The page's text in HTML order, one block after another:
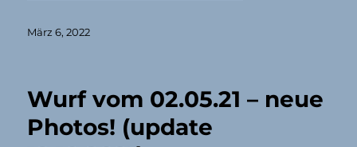
Veröffentlicht
März 6, 2022
Wurf vom 02.05.21 – neue
Photos! (update